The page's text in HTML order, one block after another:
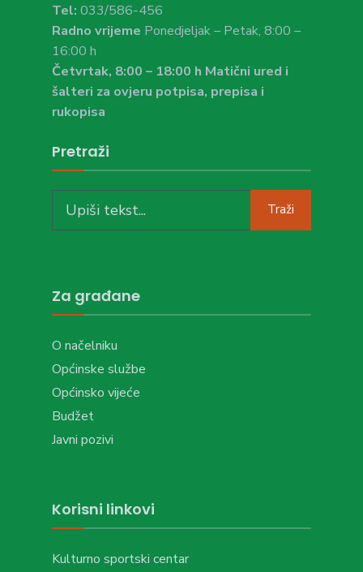
Tel: 033/586-456
Radno vrijeme Ponedjeljak – Petak, 8:00 –
16:00 h
Četvrtak, 8:00 – 18:00 h Matični ured i
šalteri za ovjeru potpisa, prepisa i
rukopisa
Pretraži
for:
Traži
Za građane
O načelniku
Općinske službe
Općinsko vijeće
Budžet
Javni pozivi
Korisni linkovi
Kulturno sportski centar